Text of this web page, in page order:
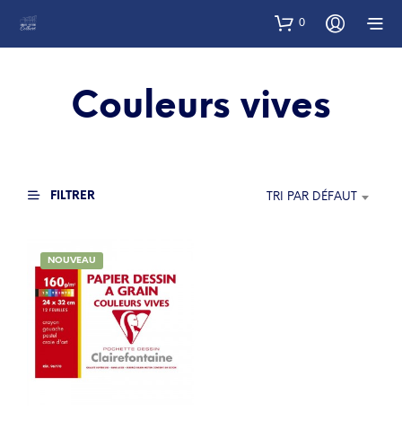
0
Couleurs vives
FILTRER TRI PAR DÉFAUT
NOUVEAU